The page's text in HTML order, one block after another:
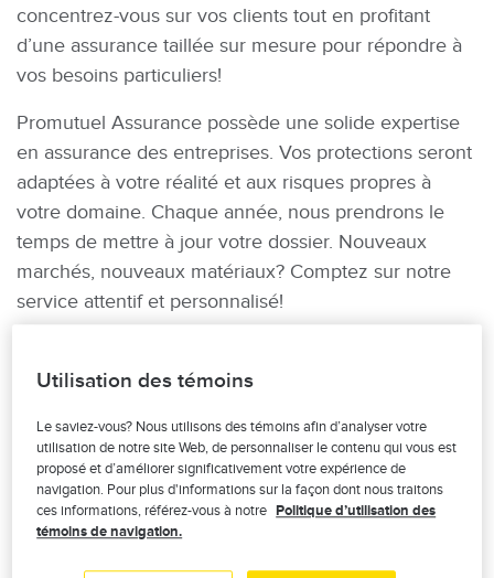
concentrez-vous sur vos clients tout en profitant
d’une assurance taillée sur mesure pour répondre à
vos besoins particuliers!
Promutuel Assurance possède une solide expertise
en assurance des entreprises. Vos protections seront
adaptées à votre réalité et aux risques propres à
votre domaine. Chaque année, nous prendrons le
temps de mettre à jour votre dossier. Nouveaux
marchés, nouveaux matériaux? Comptez sur notre
service attentif et personnalisé!
rapidement et efficacement. Nous sommes présents
permet de bien connaître votre réalité et votre
environnement, qui sont aussi les nôtres.
Utilisation des témoins
Le saviez-vous? Nous utilisons des témoins afin d’analyser votre
utilisation de notre site Web, de personnaliser le contenu qui vous est
proposé et d’améliorer significativement votre expérience de
navigation. Pour plus d'informations sur la façon dont nous traitons
ces informations, référez-vous à notre Politique d’utilisation des
témoins de navigation.